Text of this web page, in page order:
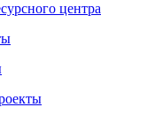
центра